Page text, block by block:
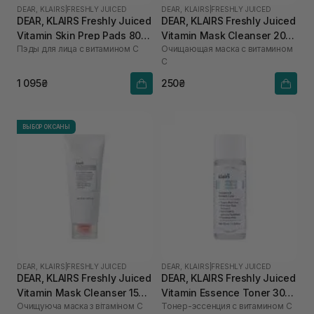
DEAR, KLAIRS FRESHLY JUICED
DEAR, KLAIRS Freshly Juiced
Vitamin Skin Prep Pads 80
шт
Пэды для лица с витамином C
1 095₴
DEAR, KLAIRS FRESHLY JUICED
DEAR, KLAIRS Freshly Juiced
Vitamin Mask Cleanser 20
мл
Очищающая маска с витамином
C
250₴
ВЫБОР ОКСАНЫ
DEAR, KLAIRS FRESHLY JUICED
DEAR, KLAIRS Freshly Juiced
Vitamin Mask Cleanser 150
мл
Очищуюча маска з вітаміном С
DEAR, KLAIRS FRESHLY JUICED
DEAR, KLAIRS Freshly Juiced
Vitamin Essence Toner 30
мл
Тонер-эссенция с витамином C